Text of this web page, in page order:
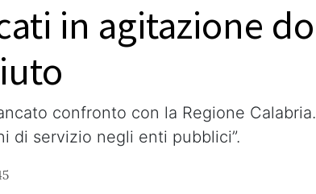
in agitazione
confronto con la Regione
di servizio negli enti pubblici”.